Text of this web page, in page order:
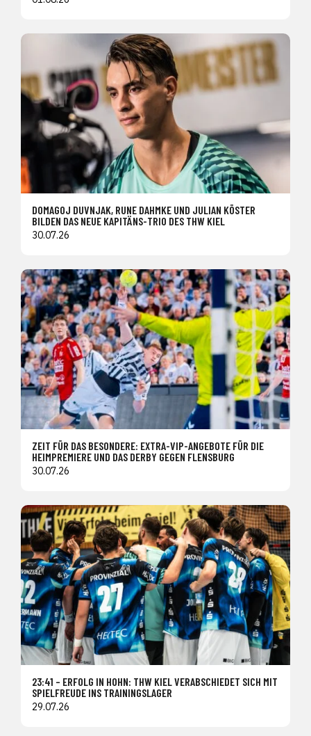
DOMAGOJ DUVNJAK, RUNE DAHMKE UND JULIAN KÖSTER
BILDEN DAS NEUE KAPITÄNS-TRIO DES THW KIEL
30.07.26
ZEIT FÜR DAS BESONDERE: EXTRA-VIP-ANGEBOTE FÜR DIE
HEIMPREMIERE UND DAS DERBY GEGEN FLENSBURG
30.07.26
23:41 – ERFOLG IN HOHN: THW KIEL VERABSCHIEDET SICH MIT
SPIELFREUDE INS TRAININGSLAGER
29.07.26